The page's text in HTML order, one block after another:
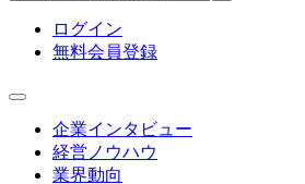
ログイン
無料会員登録
企業インタビュー
経営ノウハウ
業界動向